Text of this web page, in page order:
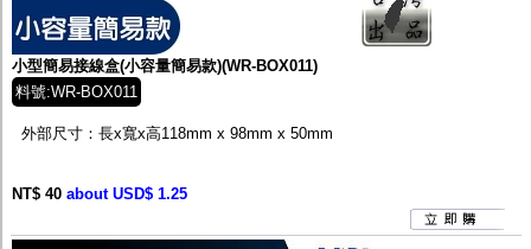
小型簡易接線盒(小容量簡易款)(WR-BOX011)
料號:WR-BOX011
外部尺寸：長x寬x高118mm x 98mm x 50mm
NT$ 40 about USD$ 1.25